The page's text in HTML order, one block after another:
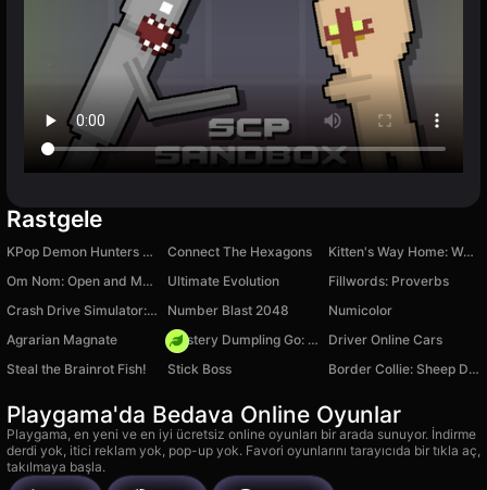
Rastgele
KPop Demon Hunters Playground Connect The Hexagons
Kitten's Way Home: Word Associations
Om Nom: Open and Merge
Ultimate Evolution
Fillwords: Proverbs
Crash Drive Simulator: Destroy cars!
Number Blast 2048
Numicolor
Agrarian Magnate
Mystery Dumpling Go: Merge IO
Driver Online Cars
Steal the Brainrot Fish!
Stick Boss Border Collie: Sheep Dog
Playgama'da Bedava Online Oyunlar
Playgama, en yeni ve en iyi ücretsiz online oyunları bir arada sunuyor. İndirme
derdi yok, itici reklam yok, pop-up yok. Favori oyunlarını tarayıcıda bir tıkla aç,
takılmaya başla.